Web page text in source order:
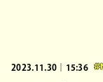
2023.11.30｜15:36